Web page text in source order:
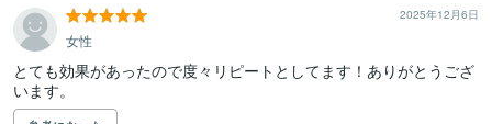
2025年12月6日
女性
とても効果があったので度々リピートとしてます！ありがとうござ
います。